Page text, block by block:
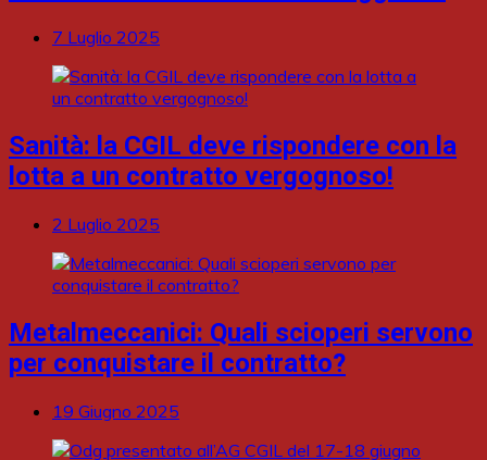
7 Luglio 2025
Sanità: la CGIL deve rispondere con la
lotta a un contratto vergognoso!
2 Luglio 2025
Metalmeccanici: Quali scioperi servono
per conquistare il contratto?
19 Giugno 2025